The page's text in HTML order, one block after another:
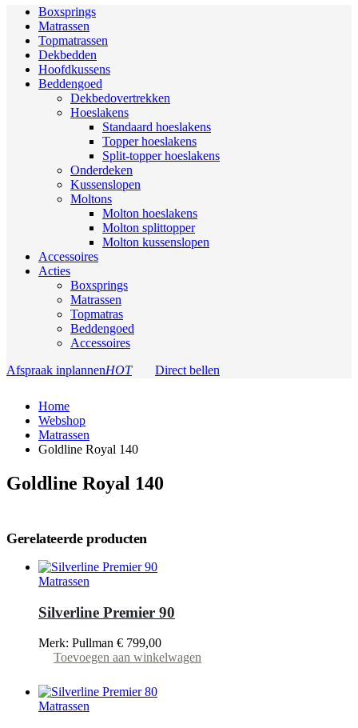
Boxsprings
Matrassen
Topmatrassen
Dekbedden
Hoofdkussens
Beddengoed
Dekbedovertrekken
Hoeslakens
Standaard hoeslakens
Topper hoeslakens
Split-topper hoeslakens
Onderdeken
Kussenslopen
Moltons
Molton hoeslakens
Molton splittopper
Molton kussenslopen
Accessoires
Acties
Boxsprings
Matrassen
Topmatras
Beddengoed
Accessoires
Afspraak inplannenHOT Direct bellen
Home
Webshop
Matrassen
Goldline Royal 140
Goldline Royal 140
Gerelateerde producten
Matrassen
Silverline Premier 90
Merk: Pullman € 799,00
Toevoegen aan winkelwagen
Matrassen